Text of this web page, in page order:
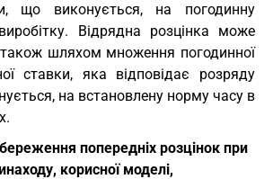
що виконується, на погодинну
Відрядна розцінка може
шляхом множення погодинної
ставки, яка відповідає розряду
на встановлену норму часу в
попередніх розцінок при
корисної моделі,